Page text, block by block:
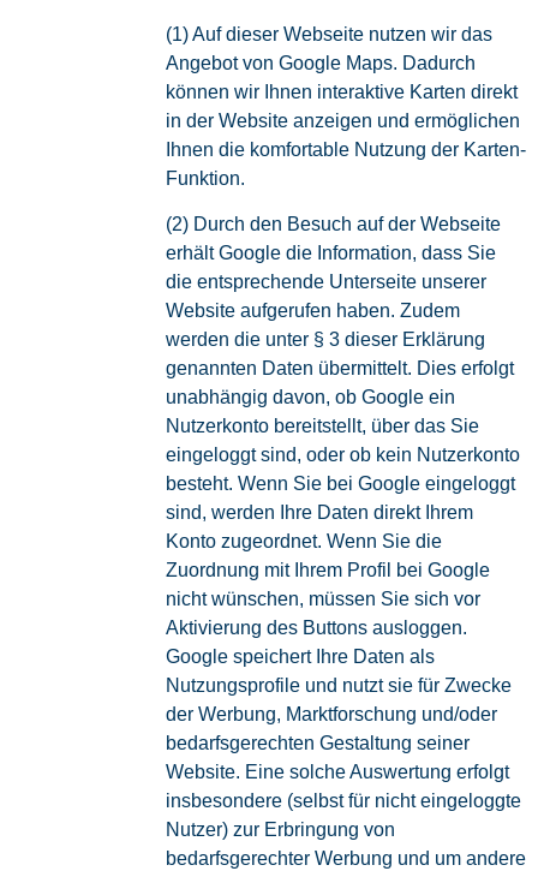
(1) Auf dieser Webseite nutzen wir das
Angebot von Google Maps. Dadurch
können wir Ihnen interaktive Karten direkt
in der Website anzeigen und ermöglichen
Ihnen die komfortable Nutzung der Karten-
Funktion.
(2) Durch den Besuch auf der Webseite
erhält Google die Information, dass Sie
die entsprechende Unterseite unserer
Website aufgerufen haben. Zudem
werden die unter § 3 dieser Erklärung
genannten Daten übermittelt. Dies erfolgt
unabhängig davon, ob Google ein
Nutzerkonto bereitstellt, über das Sie
eingeloggt sind, oder ob kein Nutzerkonto
besteht. Wenn Sie bei Google eingeloggt
sind, werden Ihre Daten direkt Ihrem
Konto zugeordnet. Wenn Sie die
Zuordnung mit Ihrem Profil bei Google
nicht wünschen, müssen Sie sich vor
Aktivierung des Buttons ausloggen.
Google speichert Ihre Daten als
Nutzungsprofile und nutzt sie für Zwecke
der Werbung, Marktforschung und/oder
bedarfsgerechten Gestaltung seiner
Website. Eine solche Auswertung erfolgt
insbesondere (selbst für nicht eingeloggte
Nutzer) zur Erbringung von
bedarfsgerechter Werbung und um andere